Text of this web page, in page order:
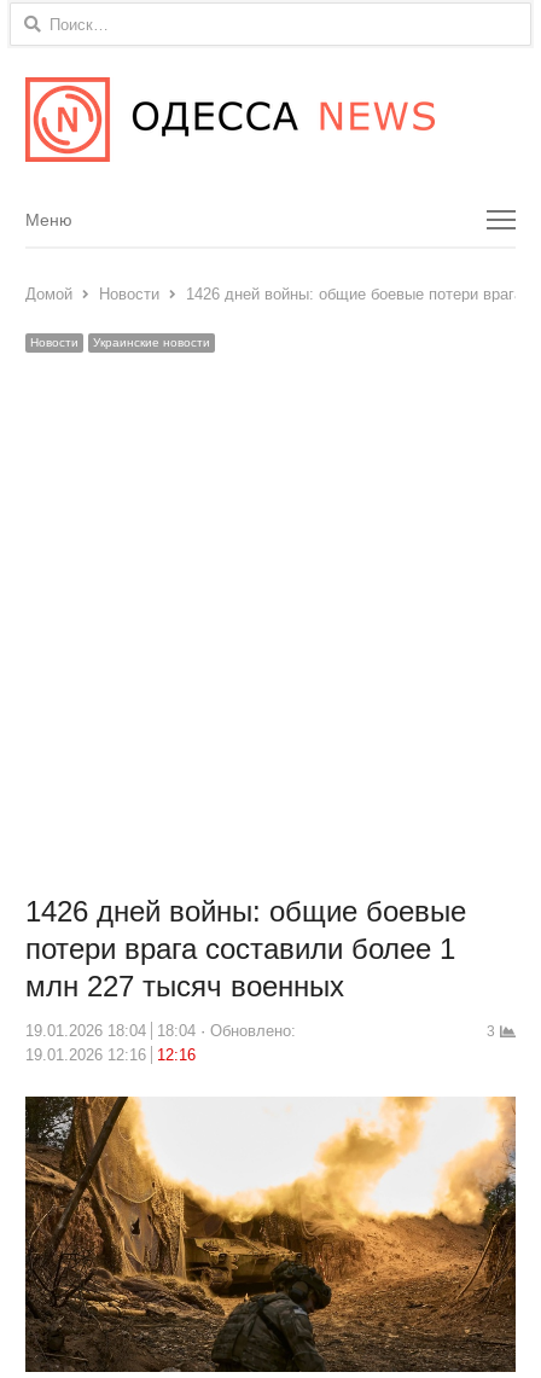
Найти:
Menu
Меню
Домой Новости 1426 дней войны: общие боевые потери врага
Новости Украинские новости
1426 дней войны: общие боевые
потери врага составили более 1
млн 227 тысяч военных
19.01.2026 18:04 18:04
Обновлено:
19.01.2026 12:16
12:16
3